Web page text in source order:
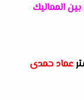
المماليك
عماد حمدى